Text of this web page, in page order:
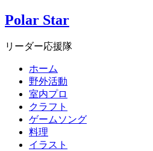
Polar Star
リーダー応援隊
ホーム
野外活動
室内プロ
クラフト
ゲームソング
料理
イラスト